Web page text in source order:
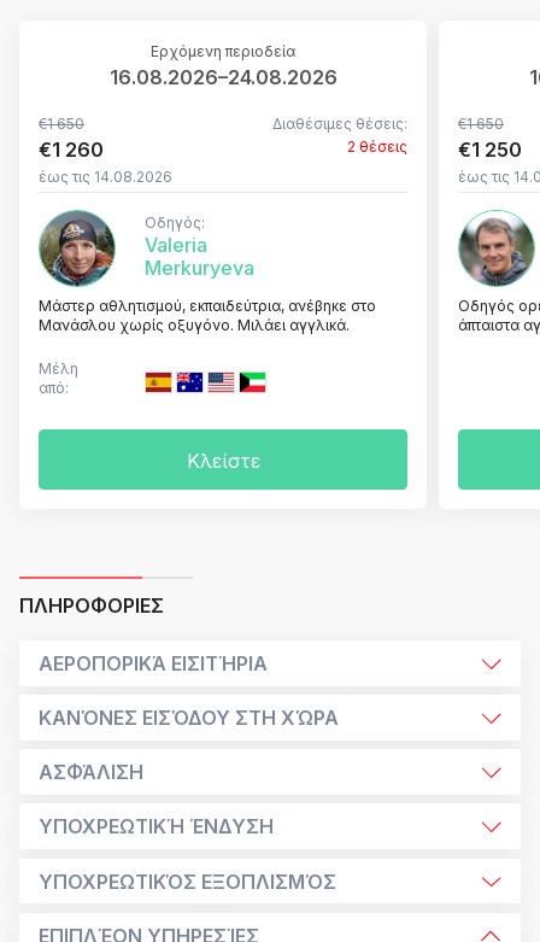
Ερχόμενη περιοδεία
16.08.2026–24.08.2026
€1 650
€1 260
έως τις 14.08.2026
Διαθέσιμες θέσεις:
2 θέσεις
Οδηγός:
Valeria
Merkuryeva
Μάστερ αθλητισμού, εκπαιδεύτρια, ανέβηκε στο
Μανάσλου χωρίς οξυγόνο. Μιλάει αγγλικά.
Μέλη
από:
Κλείστε
€1 650
€1 250
έως τις
Οδηγός
άπταιστα
ΠΛΗΡΟΦΟΡΊΕΣ
ΑΕΡΟΠΟΡΙΚΆ ΕΙΣΙΤΉΡΙΑ
ΚΑΝΌΝΕΣ ΕΙΣΌΔΟΥ ΣΤΗ ΧΏΡΑ
ΑΣΦΆΛΙΣΗ
ΥΠΟΧΡΕΩΤΙΚΉ ΈΝΔΥΣΗ
ΥΠΟΧΡΕΩΤΙΚΌΣ ΕΞΟΠΛΙΣΜΌΣ
ΕΠΙΠΛΈΟΝ ΥΠΗΡΕΣΊΕΣ